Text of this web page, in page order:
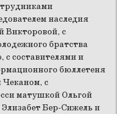
наследия
Викторовой, с
братства
составителями и
бюллетеня
с
матушкой Ольгой
Элизабет Бер-Сижель и